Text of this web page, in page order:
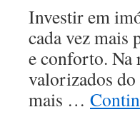
Investir em
cada vez mais
e conforto. Na
valorizados do
mais …